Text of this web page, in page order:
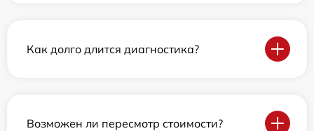
Как долго длится диагностика?
Возможен ли пересмотр стоимости?